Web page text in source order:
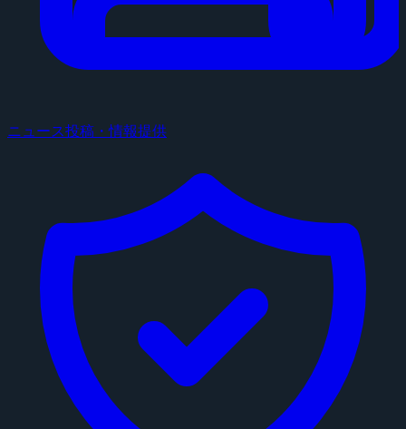
ニュース投稿・情報提供